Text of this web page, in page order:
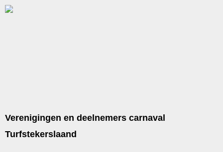
Verenigingen en deelnemers carnaval
Turfstekerslaand